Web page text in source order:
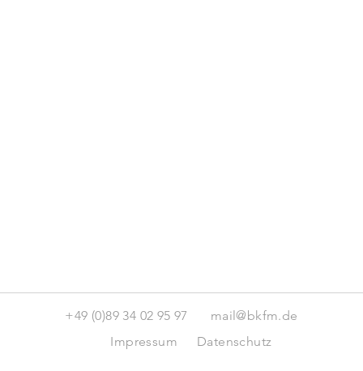
+49 (0)89 34 02 95 97
mail@bkfm.de
Impressum
Datenschutz